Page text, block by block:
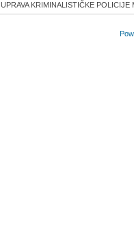
UPRAVA KRIMINALISTIČKE